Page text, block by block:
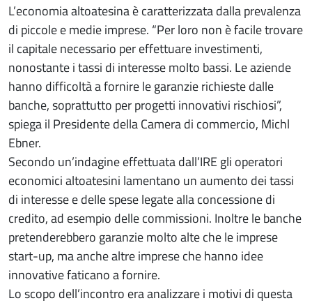
L’economia altoatesina è caratterizzata dalla prevalenza
di piccole e medie imprese. “Per loro non è facile trovare
il capitale necessario per effettuare investimenti,
nonostante i tassi di interesse molto bassi. Le aziende
hanno difficoltà a fornire le garanzie richieste dalle
banche, soprattutto per progetti innovativi rischiosi”,
spiega il Presidente della Camera di commercio, Michl
Ebner.
Secondo un’indagine effettuata dall’IRE gli operatori
economici altoatesini lamentano un aumento dei tassi
di interesse e delle spese legate alla concessione di
credito, ad esempio delle commissioni. Inoltre le banche
pretenderebbero garanzie molto alte che le imprese
start-up, ma anche altre imprese che hanno idee
innovative faticano a fornire.
Lo scopo dell’incontro era analizzare i motivi di questa